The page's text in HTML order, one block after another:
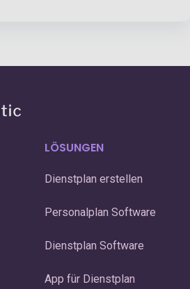
LÖSUNGEN
Dienstplan erstellen
Personalplan Software
Dienstplan Software
App für Dienstplan